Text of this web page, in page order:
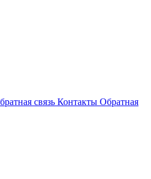
связь Контакты Обратная